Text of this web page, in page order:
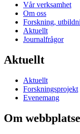
Vår verksamhet
Om oss
Forskning,
Aktuellt
Journalfrågor
Aktuellt
Aktuellt
Forskningsprojekt
Evenemang
Om